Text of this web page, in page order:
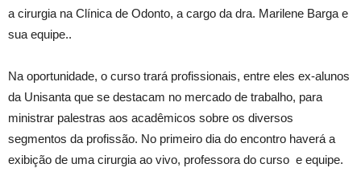
a cirurgia na Clínica de Odonto, a cargo da dra. Marilene Barga e
sua equipe..
Na oportunidade, o curso trará profissionais, entre eles ex-alunos
da Unisanta que se destacam no mercado de trabalho, para
ministrar palestras aos acadêmicos sobre os diversos
segmentos da profissão. No primeiro dia do encontro haverá a
exibição de uma cirurgia ao vivo, professora do curso e equipe.